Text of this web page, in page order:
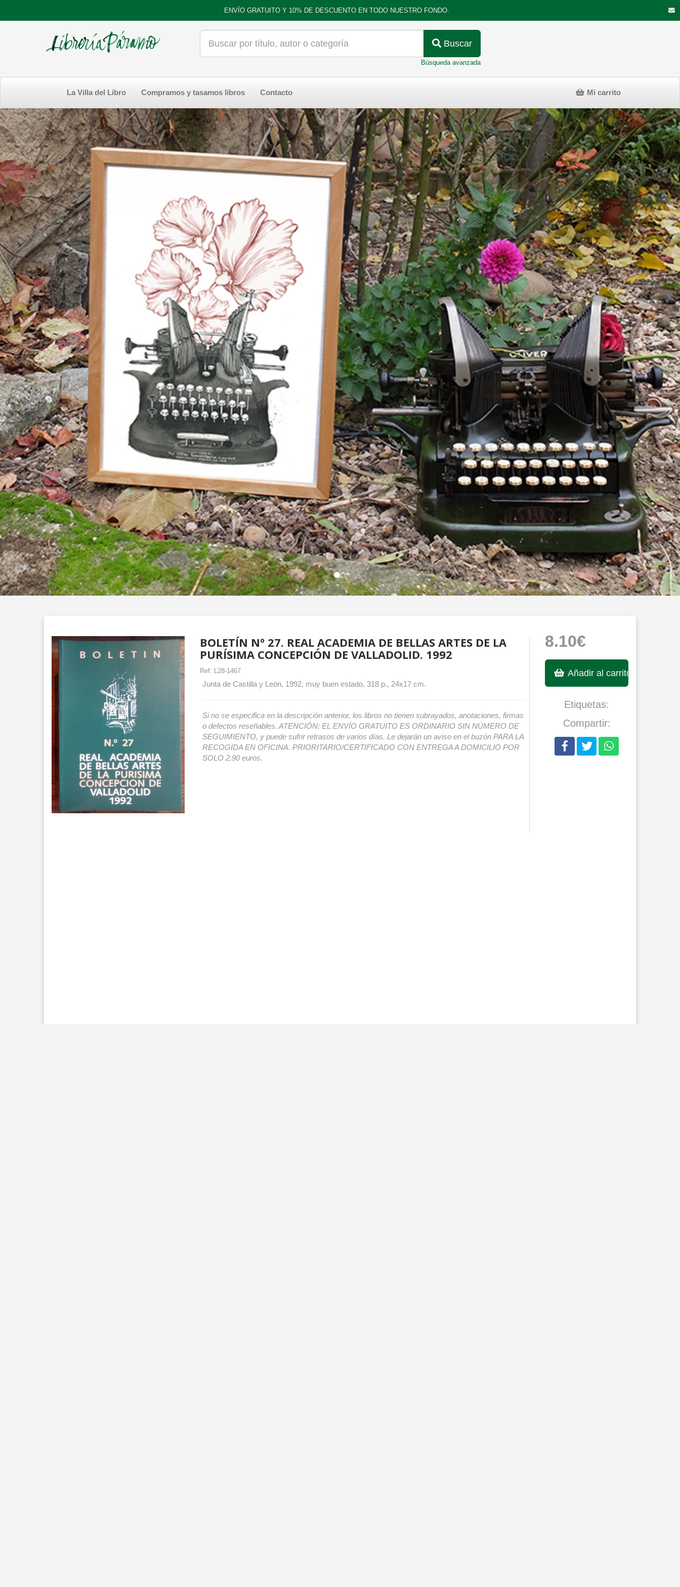
ENVÍO GRATUITO Y 10% DE DESCUENTO EN TODO NUESTRO FONDO.
Buscar
Búsqueda avanzada
La Villa del Libro Compramos y tasamos libros Contacto Mi carrito
BOLETÍN Nº 27. REAL ACADEMIA DE BELLAS ARTES DE LA
PURÍSIMA CONCEPCIÓN DE VALLADOLID. 1992
Ref: L28-1467
Junta de Castilla y León, 1992, muy buen estado, 318 p., 24x17 cm.
Si no se especifica en la descripción anterior, los libros no tienen subrayados, anotaciones, firmas
o defectos reseñables. ATENCIÓN: EL ENVÍO GRATUITO ES ORDINARIO SIN NÚMERO DE
SEGUIMIENTO, y puede sufrir retrasos de varios días. Le dejarán un aviso en el buzón PARA LA
RECOGIDA EN OFICINA. PRIORITARIO/CERTIFICADO CON ENTREGA A DOMICILIO POR
SOLO 2,90 euros.
8.10€
Añadir al carrito
Etiquetas:
Compartir: